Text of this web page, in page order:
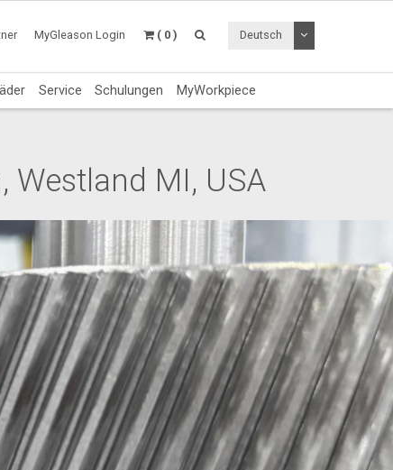
MyGleason Login ( 0 ) Deutsch Dropdown
Service Schulungen MyWorkpiece
MI, USA